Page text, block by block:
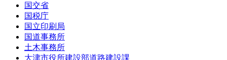
国交省
国税庁
国立印刷局
国道事務所
土木事務所
大津市役所建設部道路建設課